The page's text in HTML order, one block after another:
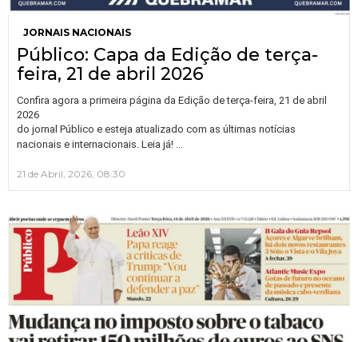
JORNAIS NACIONAIS
Público: Capa da Edição de terça-
feira, 21 de abril 2026
Confira agora a primeira página da Edição de terça-feira, 21 de abril
2026
do jornal Público e esteja atualizado com as últimas notícias
nacionais e internacionais. Leia já! …
21 de Abril, 2026, 08:30